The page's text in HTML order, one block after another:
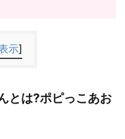
示]
とは?ポピっこあお